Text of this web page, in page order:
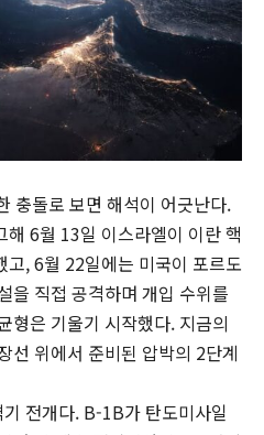
충돌로 보면 해석이 어긋난다.
6월 13일 이스라엘이 이란 핵
고, 6월 22일에는 미국이 포르도
을 직접 공격하며 개입 수위를
형은 기울기 시작했다. 지금의
선 위에서 준비된 압박의 2단계
전개다. B-1B가 탄도미사일